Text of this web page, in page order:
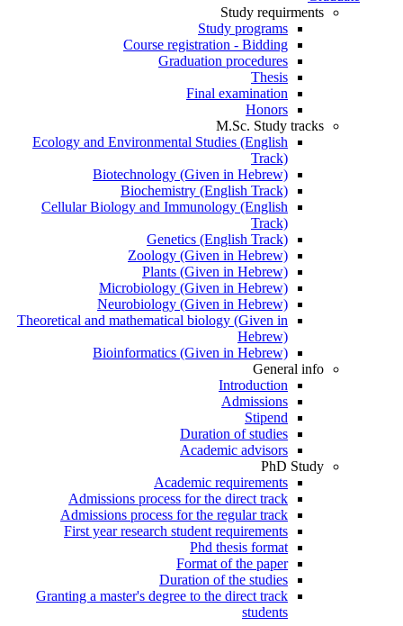
Study requirments
Study programs
Course registration - Bidding
Graduation procedures
Thesis
Final examination
Honors
M.Sc. Study tracks
Ecology and Environmental Studies (English
Track)
Biotechnology (Given in Hebrew)
Biochemistry (English Track)
Cellular Biology and Immunology (English
Track)
Genetics (English Track)
Zoology (Given in Hebrew)
Plants (Given in Hebrew)
Microbiology (Given in Hebrew)
Neurobiology (Given in Hebrew)
Theoretical and mathematical biology (Given in
Hebrew)
Bioinformatics (Given in Hebrew)
General info
Introduction
Admissions
Stipend
Duration of studies
Academic advisors
PhD Study
Academic requirements
Admissions process for the direct track
Admissions process for the regular track
First year research student requirements
Phd thesis format
Format of the paper
Duration of the studies
Granting a master's degree to the direct track
students